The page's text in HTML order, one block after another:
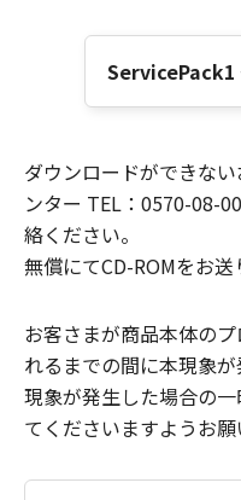
ServicePack1
ダウンロードができな
ンター TEL：0570-08-
絡ください。
無償にてCD-ROMをお送
お客さまが商品本体の
れるまでの間に本現象
現象が発生した場合の
てくださいますようお願